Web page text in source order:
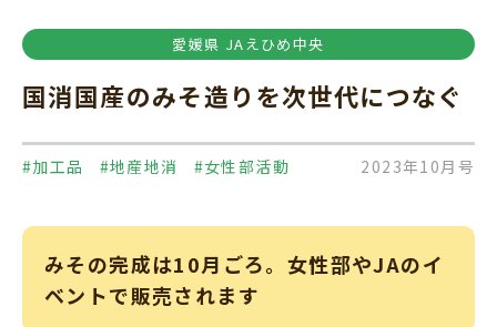
愛媛県 JAえひめ中央
国消国産のみそ造りを次世代につなぐ
#加工品 #地産地消 #女性部活動 2023年10月号
みその完成は10月ごろ。女性部やJAのイ
ベントで販売されます